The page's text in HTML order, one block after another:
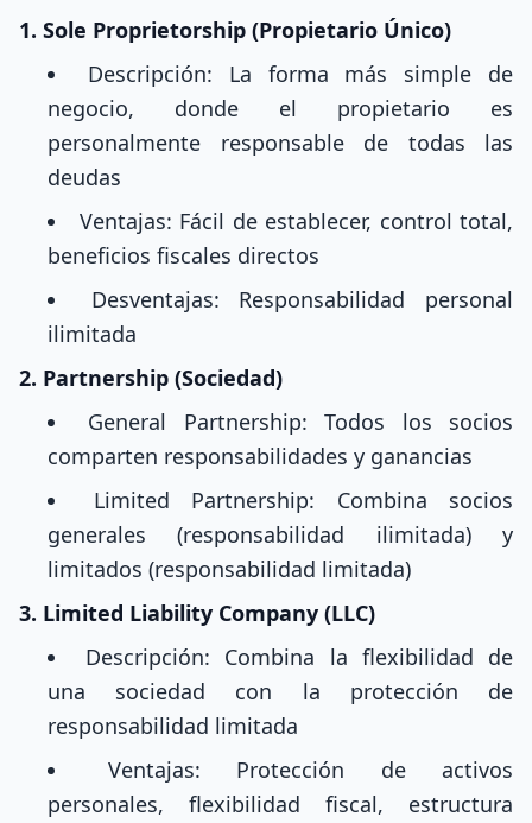
1. Sole Proprietorship (Propietario Único)
Descripción: La forma más simple de
negocio, donde el propietario es
personalmente responsable de todas las
deudas
Ventajas: Fácil de establecer, control total,
beneficios fiscales directos
Desventajas: Responsabilidad personal
ilimitada
2. Partnership (Sociedad)
General Partnership: Todos los socios
comparten responsabilidades y ganancias
Limited Partnership: Combina socios
generales (responsabilidad ilimitada) y
limitados (responsabilidad limitada)
3. Limited Liability Company (LLC)
Descripción: Combina la flexibilidad de
una sociedad con la protección de
responsabilidad limitada
Ventajas: Protección de activos
personales, flexibilidad fiscal, estructura